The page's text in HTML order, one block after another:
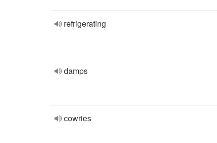
refrigerating
damps
cowries